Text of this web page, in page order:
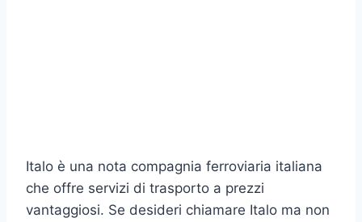
Italo è una nota compagnia ferroviaria italiana
che offre servizi di trasporto a prezzi
vantaggiosi. Se desideri chiamare Italo ma non